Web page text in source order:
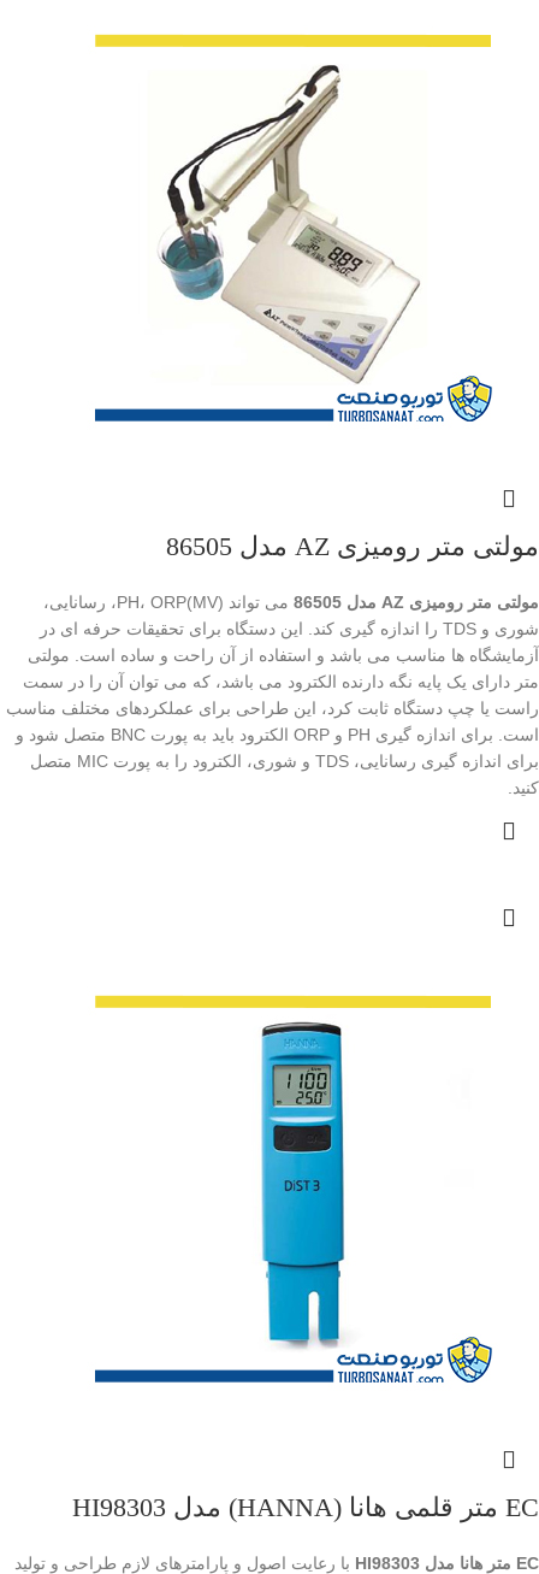
مولتی متر رومیزی AZ مدل 86505
مولتی متر رومیزی AZ مدل 86505
می تواند PH، ORP(MV)، رسانایی،
شوری و TDS را اندازه گیری کند. این دستگاه برای تحقیقات حرفه ای در
آزمایشگاه ها مناسب می باشد و استفاده از آن راحت و ساده است. مولتی
متر دارای یک پایه نگه دارنده الکترود می باشد، که می توان آن را در سمت
راست یا چپ دستگاه ثابت کرد، این طراحی برای عملکردهای مختلف مناسب
است. برای اندازه گیری PH و ORP الکترود باید به پورت BNC متصل شود و
برای اندازه گیری رسانایی، TDS و شوری، الکترود را به پورت MIC متصل
کنید.
EC متر قلمی هانا (HANNA) مدل HI98303
EC متر هانا مدل HI98303
با رعایت اصول و پارامترهای لازم طراحی و تولید